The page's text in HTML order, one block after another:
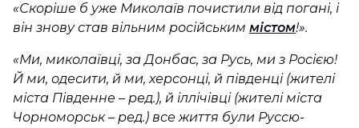
«Скоріше б уже Миколаїв почистили від погані, і
він знову став вільним російським містом!».
«Ми, миколаївці, за Донбас, за Русь, ми з Росією!
Й ми, одесити, й ми, херсонці, й південці (жителі
міста Південне – ред.), й іллічівці (жителі міста
Чорноморськ – ред.) все життя були Руссю-